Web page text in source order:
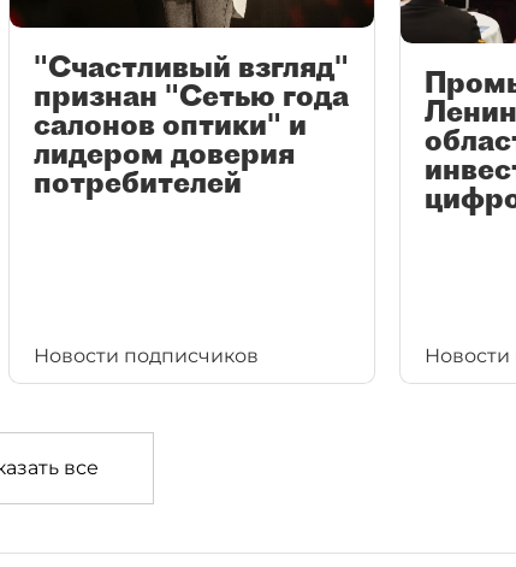
"Счастливый взгляд"
признан "Сетью года
салонов оптики" и
лидером доверия
потребителей
Новости подписчиков
все